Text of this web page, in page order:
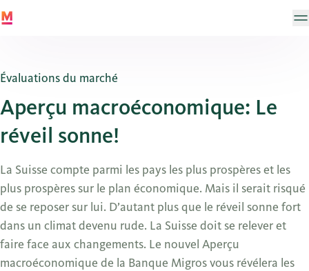
Évaluations du marché
Aperçu macroéconomique: Le
réveil sonne!
La Suisse compte parmi les pays les plus prospères et les
plus prospères sur le plan économique. Mais il serait risqué
de se reposer sur lui. D’autant plus que le réveil sonne fort
dans un climat devenu rude. La Suisse doit se relever et
faire face aux changements. Le nouvel Aperçu
macroéconomique de la Banque Migros vous révélera les